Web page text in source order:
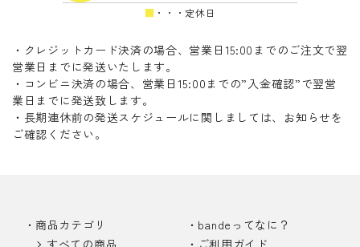
■ ・・・定休日
・クレジットカード決済の場合、営業日15:00までのご注文で翌
営業日までに発送いたします。
・コンビニ決済の場合、営業日15:00までの”入金確認”で翌営
業日までに発送致します。
・長期連休前の発送スケジュールに関しましては、お知らせを
ご確認ください。
商品カテゴリ
bandeってなに？